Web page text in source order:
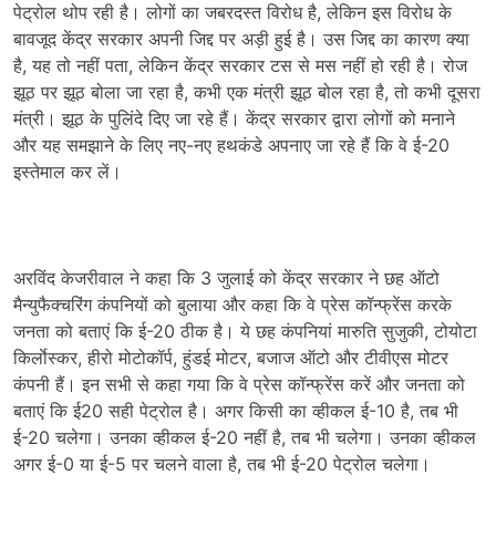
पेट्रोल थोप रही है। लोगों का जबरदस्त विरोध है, लेकिन इस विरोध के
बावजूद केंद्र सरकार अपनी जिद्द पर अड़ी हुई है। उस जिद्द का कारण क्या
है, यह तो नहीं पता, लेकिन केंद्र सरकार टस से मस नहीं हो रही है। रोज
झूठ पर झूठ बोला जा रहा है, कभी एक मंत्री झूठ बोल रहा है, तो कभी दूसरा
मंत्री। झूठ के पुलिंदे दिए जा रहे हैं। केंद्र सरकार द्वारा लोगों को मनाने
और यह समझाने के लिए नए-नए हथकंडे अपनाए जा रहे हैं कि वे ई-20
इस्तेमाल कर लें।
अरविंद केजरीवाल ने कहा कि 3 जुलाई को केंद्र सरकार ने छह ऑटो
मैन्युफैक्चरिंग कंपनियों को बुलाया और कहा कि वे प्रेस कॉन्फ्रेंस करके
जनता को बताएं कि ई-20 ठीक है। ये छह कंपनियां मारुति सुजुकी, टोयोटा
किर्लाेस्कर, हीरो मोटोकॉर्प, हुंडई मोटर, बजाज ऑटो और टीवीएस मोटर
कंपनी हैं। इन सभी से कहा गया कि वे प्रेस कॉन्फ्रेंस करें और जनता को
बताएं कि ई20 सही पेट्रोल है। अगर किसी का व्हीकल ई-10 है, तब भी
ई-20 चलेगा। उनका व्हीकल ई-20 नहीं है, तब भी चलेगा। उनका व्हीकल
अगर ई-0 या ई-5 पर चलने वाला है, तब भी ई-20 पेट्रोल चलेगा।